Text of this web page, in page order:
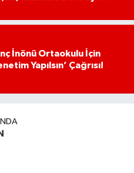
İnönü Ortaokulu İçin
Yapılsın’ Çağrısı!